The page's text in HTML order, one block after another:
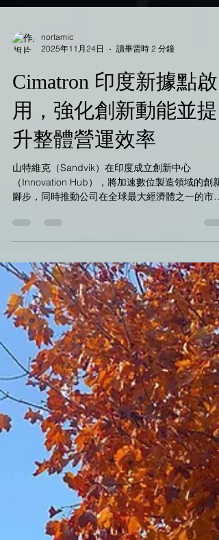
2025年11月24日
讀畢需時 2 分鐘
Cimatron 印度新據點啟
用，強化創新動能並提
升整體營運效率
山特維克（Sandvik）在印度成立創新中心
（Innovation Hub），將加速數位製造領域的創新
腳步，同時推動公司在全球最大經濟體之一的市場
2030 年策略、著重強化在高成長市場的佈局，山
維克正將位於浦那（Pune）的智慧製造研發基地
型為創新中心。此舉不僅凸顯印度的戰略重要性，
更將支援區域成長、加速數位鏈及人工智慧（AI）
領域的創新，並促進全球產品研發。 強化數位製造
能力 擴建研發與技術能量 目前浦那據點主要負責
三大 Sandvik CAD/CAM 軟體品牌：Cimatron®、
Mastercam® 與 SigmaNEST®，並已擁有一支專
於數位製造創新的優秀工程與研發團隊。此次轉型
將從空間到人才全面擴大，包括軟體研發、AI 技
術、客戶支援等領域的工程能量。團隊招募與工作
空間優化已陸續展開，預計 2026 年初全面投入運
作。 「此次轉型為創新中心，展現我們對企業永續
發展及技術加速的堅定承諾。」智慧製造事業群技
術長 Magnus Malms